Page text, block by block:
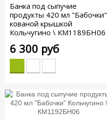
Банка под сыпучие
продукты 420 мл "Бабочки"
кованой крышкой
Кольчугино \ КМ1189БН06
6 300 руб